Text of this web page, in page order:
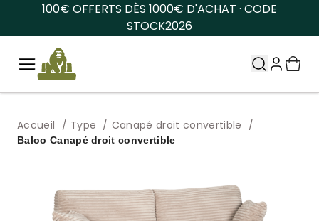
100€ OFFERTS DÈS 1000€ D'ACHAT · CODE
STOCK2026
Accueil Type Canapé droit convertible
Baloo Canapé droit convertible